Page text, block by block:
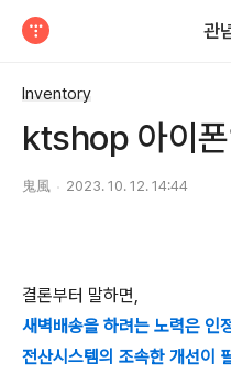
관
Inventory
ktshop 아이폰
鬼風 2023. 10. 12. 14:44
결론부터 말하면,
새벽배송을 하려는 노력은 인
전산시스템의 조속한 개선이